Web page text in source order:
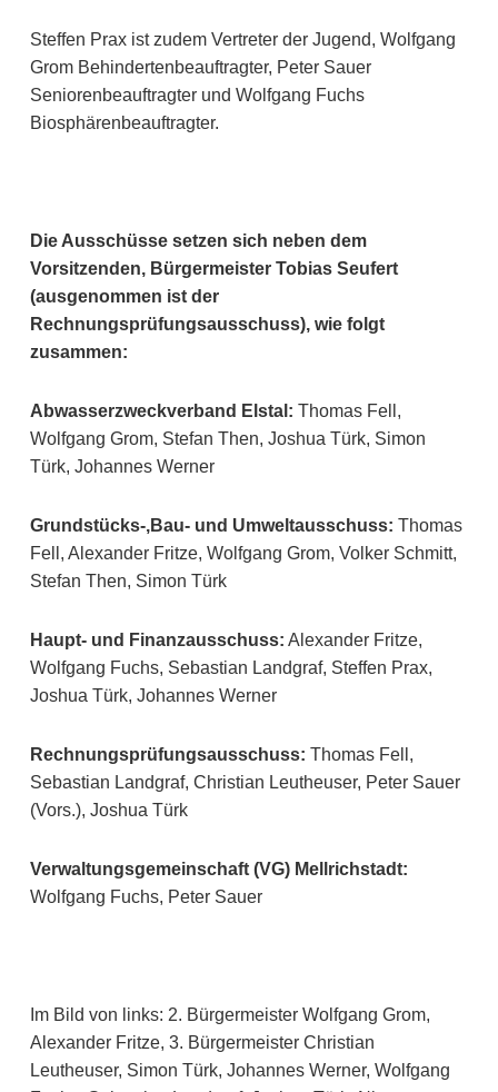
Steffen Prax ist zudem Vertreter der Jugend, Wolfgang
Grom Behindertenbeauftragter, Peter Sauer
Seniorenbeauftragter und Wolfgang Fuchs
Biosphärenbeauftragter.
Die Ausschüsse setzen sich neben dem
Vorsitzenden, Bürgermeister Tobias Seufert
(ausgenommen ist der
Rechnungsprüfungsausschuss), wie folgt
zusammen:
Abwasserzweckverband Elstal: Thomas Fell,
Wolfgang Grom, Stefan Then, Joshua Türk, Simon
Türk, Johannes Werner
Grundstücks-,Bau- und Umweltausschuss:Thomas
Fell, Alexander Fritze, Wolfgang Grom, Volker Schmitt,
Stefan Then, Simon Türk
Haupt- und Finanzausschuss: Alexander Fritze,
Wolfgang Fuchs, Sebastian Landgraf, Steffen Prax,
Joshua Türk, Johannes Werner
Rechnungsprüfungsausschuss: Thomas Fell,
Sebastian Landgraf, Christian Leutheuser, Peter Sauer
(Vors.), Joshua Türk
Verwaltungsgemeinschaft (VG) Mellrichstadt:
Wolfgang Fuchs, Peter Sauer
Im Bild von links: 2. Bürgermeister Wolfgang Grom,
Alexander Fritze, 3. Bürgermeister Christian
Leutheuser, Simon Türk, Johannes Werner, Wolfgang